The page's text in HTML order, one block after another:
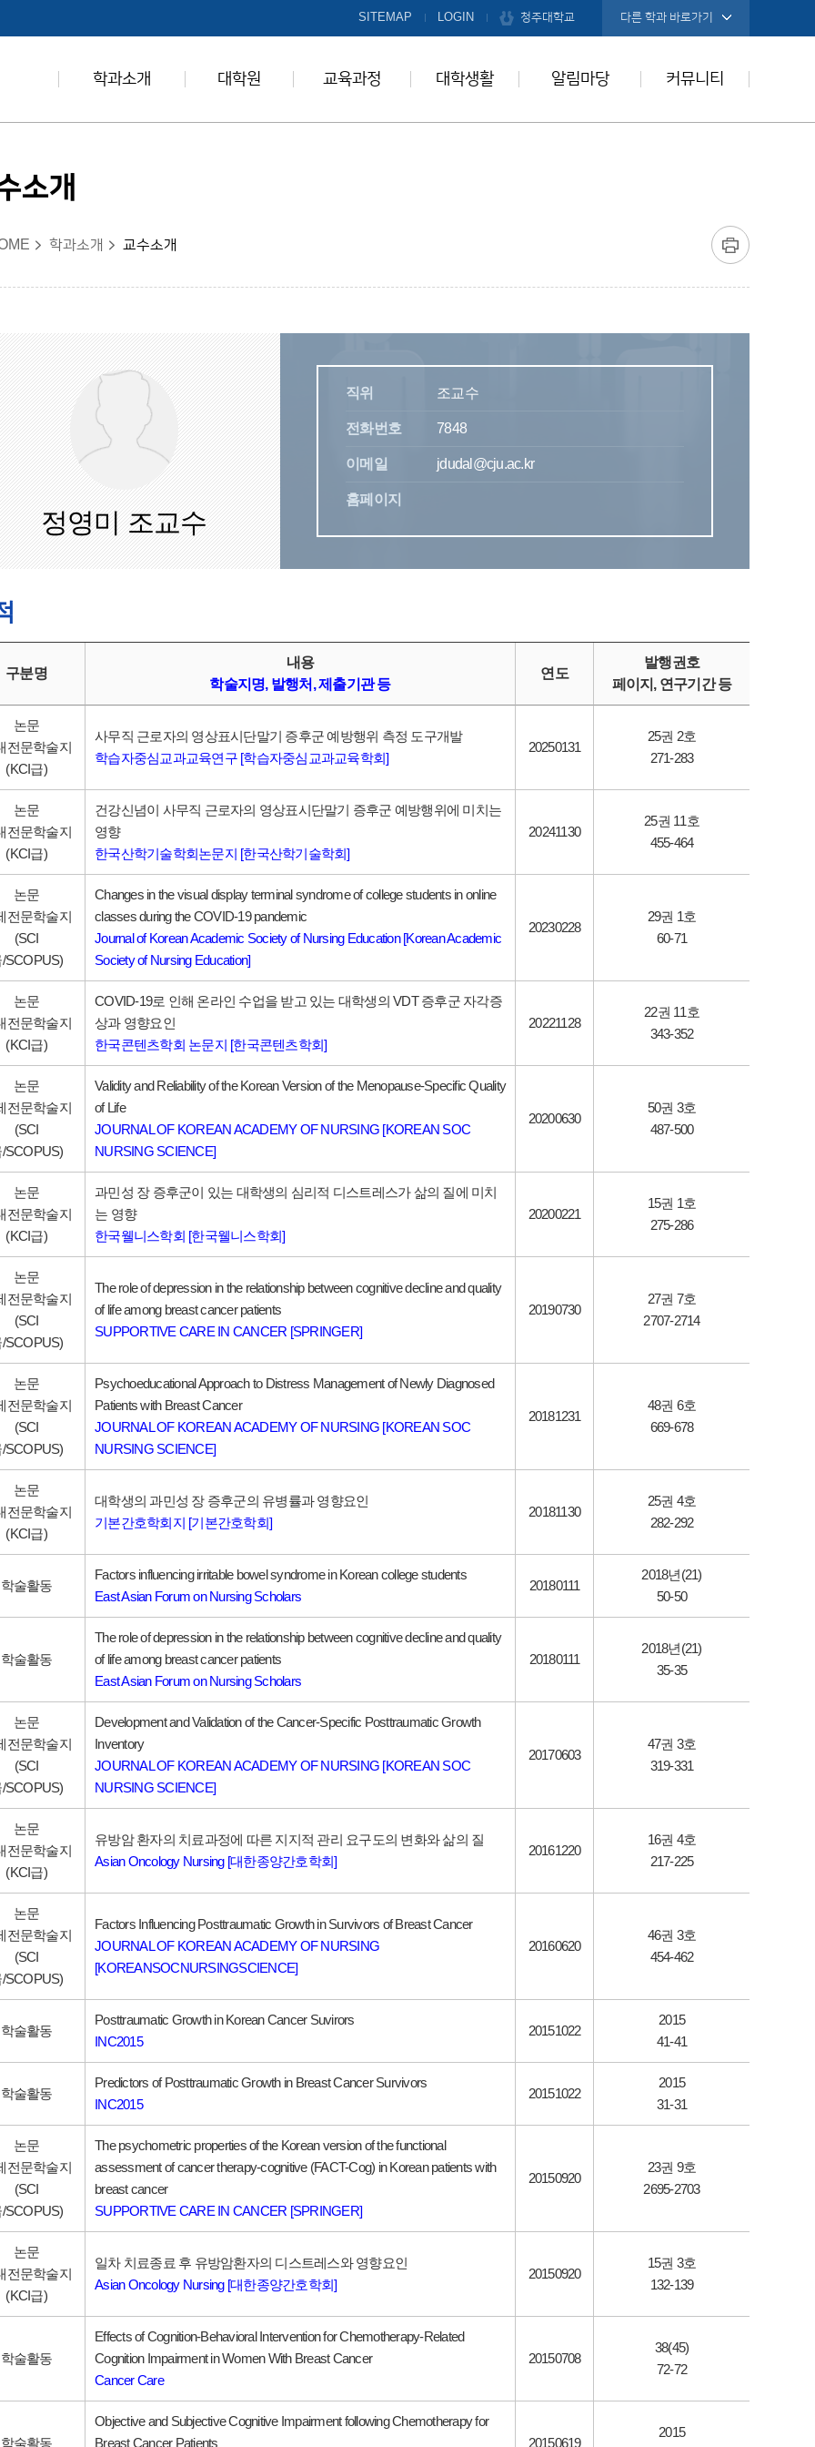
SITEMAP LOGIN 청주대학교 다른 학과 바로가기
학과소개 대학원 교육과정 대학생활 알림마당 커뮤니티
소개
학과소개 교수소개
정영미 조교수
직위 조교수
전화번호 7848
이메일 jdudal@cju.ac.kr
홈페이지
구분명
내용
학술지명, 발행처, 제출기관 등
연도
발행권호
페이지, 연구기간 등
논문
전문학술지
(KCI급)
사무직 근로자의 영상표시단말기 증후군 예방행위 측정 도구개발
학습자중심교과교육연구 [학습자중심교과교육학회]
20250131
25권 2호
271-283
논문
전문학술지
(KCI급)
건강신념이 사무직 근로자의 영상표시단말기 증후군 예방행위에 미치는
영향
한국산학기술학회논문지 [한국산학기술학회]
20241130
25권 11호
455-464
논문
전문학술지
(SCI
SCOPUS)
Changes in the visual display terminal syndrome of college students in online
classes during the COVID-19 pandemic
Journal of Korean Academic Society of Nursing Education [Korean Academic
Society of Nursing Education]
20230228
29권 1호
60-71
논문
전문학술지
(KCI급)
COVID-19로 인해 온라인 수업을 받고 있는 대학생의 VDT 증후군 자각증
상과 영향요인
한국콘텐츠학회 논문지 [한국콘텐츠학회]
20221128
22권 11호
343-352
논문
전문학술지
(SCI
SCOPUS)
Validity and Reliability of the Korean Version of the Menopause-Specific Quality
of Life
JOURNAL OF KOREAN ACADEMY OF NURSING [KOREAN SOC
NURSING SCIENCE]
20200630
50권 3호
487-500
논문
전문학술지
(KCI급)
과민성 장 증후군이 있는 대학생의 심리적 디스트레스가 삶의 질에 미치
는 영향
한국웰니스학회 [한국웰니스학회]
20200221
15권 1호
275-286
논문
전문학술지
(SCI
SCOPUS)
The role of depression in the relationship between cognitive decline and quality
of life among breast cancer patients
SUPPORTIVE CARE IN CANCER [SPRINGER]
20190730
27권 7호
2707-2714
논문
전문학술지
(SCI
SCOPUS)
Psychoeducational Approach to Distress Management of Newly Diagnosed
Patients with Breast Cancer
JOURNAL OF KOREAN ACADEMY OF NURSING [KOREAN SOC
NURSING SCIENCE]
20181231
48권 6호
669-678
논문
전문학술지
(KCI급)
대학생의 과민성 장 증후군의 유병률과 영향요인
기본간호학회지 [기본간호학회]
20181130
25권 4호
282-292
학술활동
Factors influencing irritable bowel syndrome in Korean college students
East Asian Forum on Nursing Scholars
20180111
2018년(21)
50-50
학술활동
The role of depression in the relationship between cognitive decline and quality
of life among breast cancer patients
East Asian Forum on Nursing Scholars
20180111
2018년(21)
35-35
논문
전문학술지
(SCI
SCOPUS)
Development and Validation of the Cancer-Specific Posttraumatic Growth
Inventory
JOURNAL OF KOREAN ACADEMY OF NURSING [KOREAN SOC
NURSING SCIENCE]
20170603
47권 3호
319-331
논문
전문학술지
(KCI급)
유방암 환자의 치료과정에 따른 지지적 관리 요구도의 변화와 삶의 질
Asian Oncology Nursing [대한종양간호학회]
20161220
16권 4호
217-225
논문
전문학술지
(SCI
SCOPUS)
Factors Influencing Posttraumatic Growth in Survivors of Breast Cancer
JOURNAL OF KOREAN ACADEMY OF NURSING
[KOREANSOCNURSINGSCIENCE]
20160620
46권 3호
454-462
학술활동
Posttraumatic Growth in Korean Cancer Suvirors
INC2015
20151022
2015
41-41
학술활동
Predictors of Posttraumatic Growth in Breast Cancer Survivors
INC2015
20151022
2015
31-31
논문
전문학술지
(SCI
SCOPUS)
The psychometric properties of the Korean version of the functional
assessment of cancer therapy-cognitive (FACT-Cog) in Korean patients with
breast cancer
SUPPORTIVE CARE IN CANCER [SPRINGER]
20150920
23권 9호
2695-2703
논문
전문학술지
(KCI급)
일차 치료종료 후 유방암환자의 디스트레스와 영향요인
Asian Oncology Nursing [대한종양간호학회]
20150920
15권 3호
132-139
학술활동
Effects of Cognition-Behavioral Intervention for Chemotherapy-Related
Cognition Impairment in Women With Breast Cancer
Cancer Care
20150708
38(45)
72-72
학술활동
Objective and Subjective Cognitive Impairment following Chemotherapy for
Breast Cancer Patients
20150619
2015